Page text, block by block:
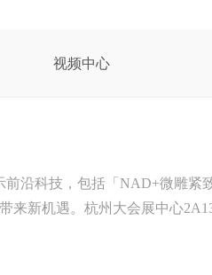
视频中心
沿科技，包括「NAD+微雕紧
新机遇。杭州大会展中心